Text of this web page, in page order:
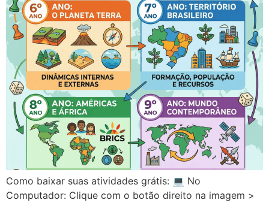
Como baixar suas atividades grátis: 💻 No
Computador: Clique com o botão direito na imagem >